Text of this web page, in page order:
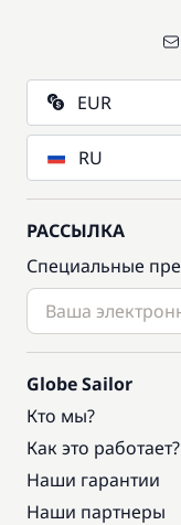
EUR
RU
РАССЫЛКА
Специальные
Globe Sailor
Кто мы?
Как это работает?
Наши гарантии
Наши партнеры